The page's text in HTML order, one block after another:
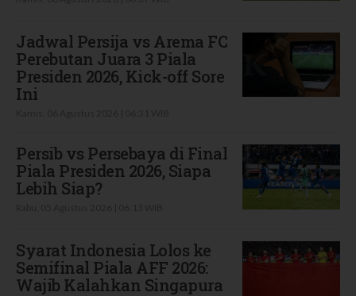
Jadwal Persija vs Arema FC
Perebutan Juara 3 Piala
Presiden 2026, Kick-off Sore
Ini
Persib vs Persebaya di Final
Piala Presiden 2026, Siapa
Lebih Siap?
Syarat Indonesia Lolos ke
Semifinal Piala AFF 2026:
Wajib Kalahkan Singapura